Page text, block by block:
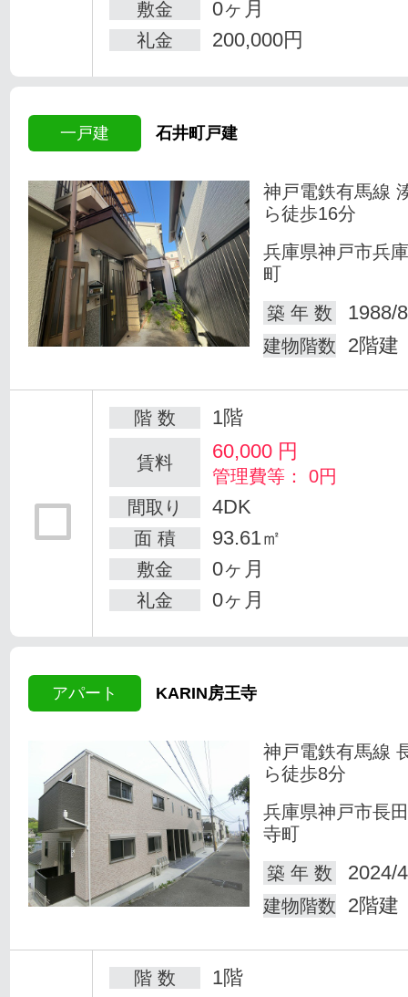
敷金 0ヶ月
礼金 200,000円
一戸建 石井町戸建
神戸電鉄有馬線
ら徒歩16分
兵庫県神戸市兵
町
築 年 数
1988/
建物階数 2階建
階 数 1階
賃料 60,000 円
管理費等： 0円
間取り
4DK
面 積 93.61㎡
敷金 0ヶ月
礼金 0ヶ月
アパート KARIN房王寺
神戸電鉄有馬線
ら徒歩8分
兵庫県神戸市長
寺町
築 年 数
2024/
建物階数 2階建
階 数 1階